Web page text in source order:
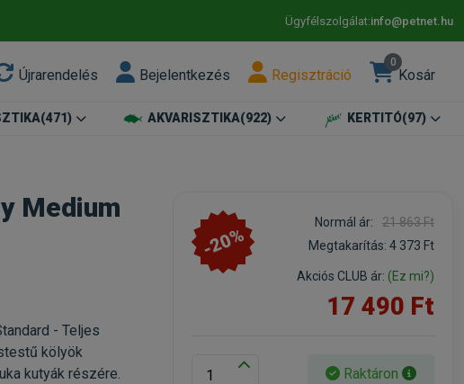
Ügyfélszolgálat:info@petnet.hu
Újrarendelés Bejelentkezés Regisztráció
0
Kosár
(471) AKVARISZTIKA(922) KERTITÓ(97)
Medium
- Teljes
kölyök
kutyák részére.
-20%
Normál ár:
21 863 Ft
Megtakarítás: 4 373 Ft
Akciós CLUB ár: (Ez mi?)
17 490 Ft
Raktáron